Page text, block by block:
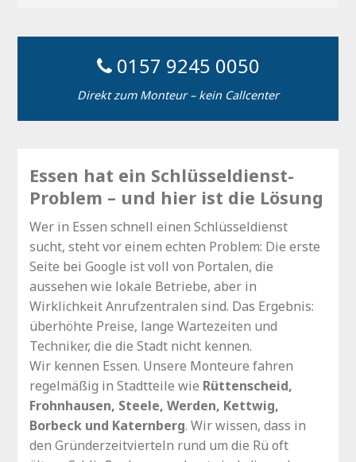
0157 9245 0050
Direkt zum Monteur – kein Callcenter
Essen hat ein Schlüsseldienst-
Problem – und hier ist die Lösung
Wer in Essen schnell einen Schlüsseldienst
sucht, steht vor einem echten Problem: Die erste
Seite bei Google ist voll von Portalen, die
aussehen wie lokale Betriebe, aber in
Wirklichkeit Anrufzentralen sind. Das Ergebnis:
überhöhte Preise, lange Wartezeiten und
Techniker, die die Stadt nicht kennen.
Wir kennen Essen. Unsere Monteure fahren
regelmäßig in Stadtteile wie Rüttenscheid,
Frohnhausen, Steele, Werden, Kettwig,
Borbeck und Katernberg. Wir wissen, dass in
den Gründerzeitvierteln rund um die Rü oft